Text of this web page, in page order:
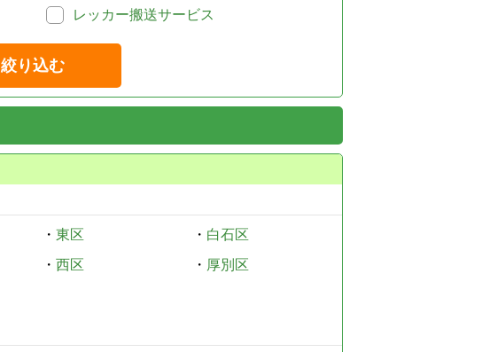
レッカー搬送サービス
絞り込む
・ 東区 ・ 白石区
・ 西区 ・ 厚別区